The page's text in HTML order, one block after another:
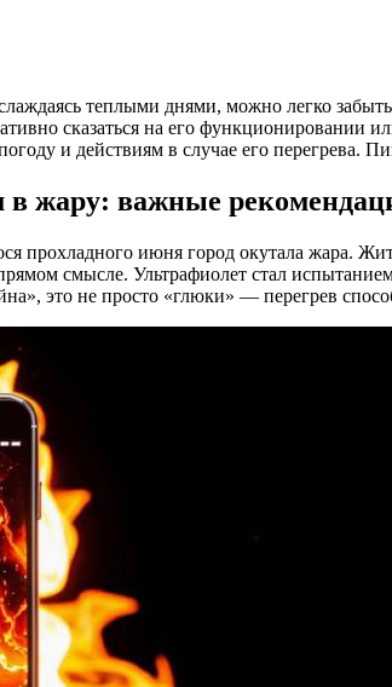
теплыми днями, можно легко
сказаться на его
и действиям в случае его перегрева.
жару: важные
прохладного июня город окутала жара.
смысле. Ультрафиолет стал
это не просто «глюки» — перегрев